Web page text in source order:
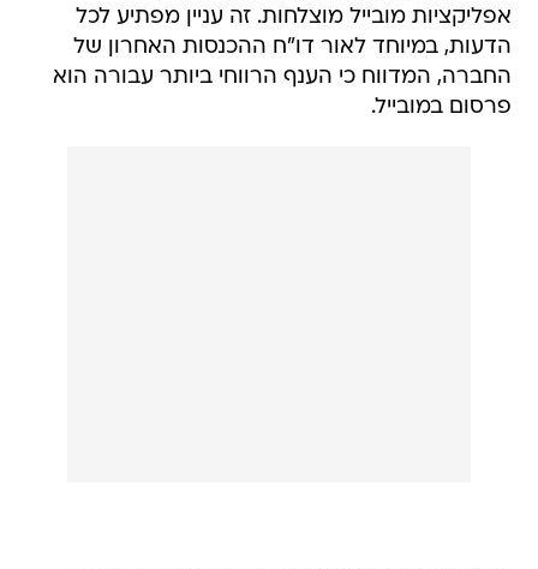
אפליקציות מובייל מוצלחות. זה עניין מפתיע לכל
הדעות, במיוחד לאור דו"ח ההכנסות האחרון של
החברה, המדווח כי הענף הרווחי ביותר עבורה הוא
פרסום במובייל.